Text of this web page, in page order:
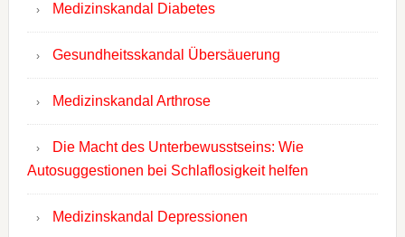
Medizinskandal Diabetes
Gesundheitsskandal Übersäuerung
Medizinskandal Arthrose
Die Macht des Unterbewusstseins: Wie
Autosuggestionen bei Schlaflosigkeit helfen
Medizinskandal Depressionen